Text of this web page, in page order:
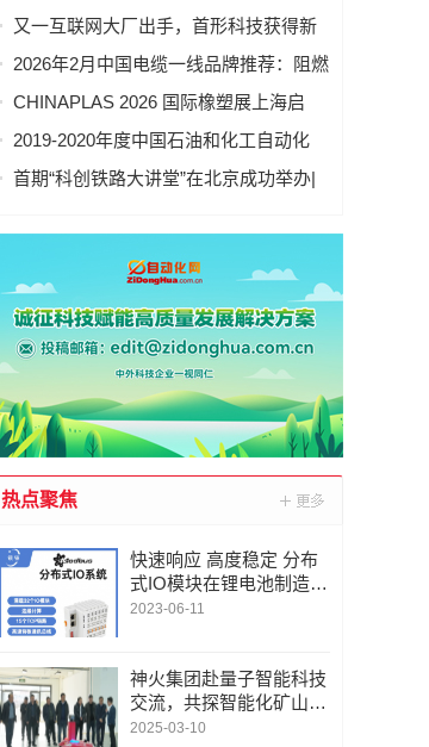
到国创中心调研指导
又一互联网大厂出手，首形科技获得新
一轮数亿元A1轮融资｜人脸机器人首次
2026年2月中国电缆一线品牌推荐：阻燃
防火电缆国内一线品牌推荐排名名单
CHINAPLAS 2026 国际橡塑展上海启
幕！5,000余家全球展商共塑智能绿色橡
2019-2020年度中国石油和化工自动化
行业科学技术奖拟授奖公示
首期“科创铁路大讲堂”在北京成功举办|
人工智能驱动新一代技术变革》主题讲
热点聚焦
快速响应 高度稳定 分布
式IO模块在锂电池制造的
优势揭秘 | 支持Modbu
rnet/IP、BACnet/IP等多
种协议
2023-06-11
神火集团赴量子智能科技
交流，共探智能化矿山新
未来
2025-03-10